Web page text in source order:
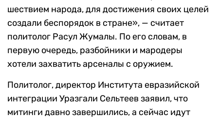
шествием народа, для достижения своих целей
создали беспорядок в стране», — считает
политолог Расул Жумалы. По его словам, в
первую очередь, разбойники и мародеры
хотели захватить арсеналы с оружием.
Политолог, директор Института евразийской
интеграции Уразгали Сельтеев заявил, что
митинги давно завершились, а сейчас идут